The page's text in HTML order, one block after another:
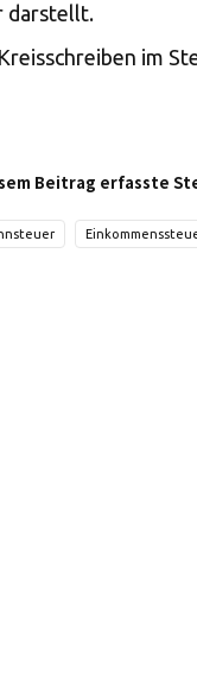
darstellt.
im
Beitrag erfasste